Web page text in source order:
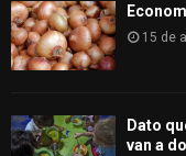
15 de
Dato
van a